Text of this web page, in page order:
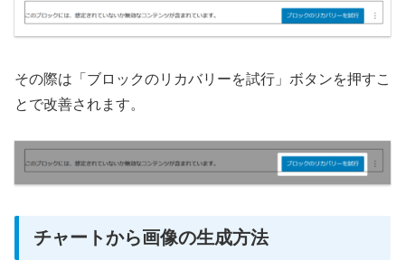
その際は「ブロックのリカバリーを試行」ボタンを押すこ
とで改善されます。
チャートから画像の生成方法